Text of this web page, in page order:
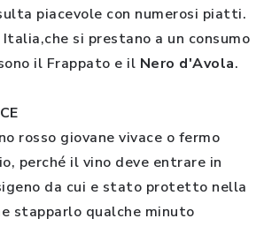
piacevole con numerosi piatti.
si prestano a un consumo
il Frappato e il Nero d'Avola.
rosso giovane vivace o fermo
perché il vino deve entrare in
da cui e stato protetto nella
stapparlo qualche minuto